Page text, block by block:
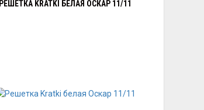
РЕШЕТКА KRATKI БЕЛАЯ ОСКАР 11/11